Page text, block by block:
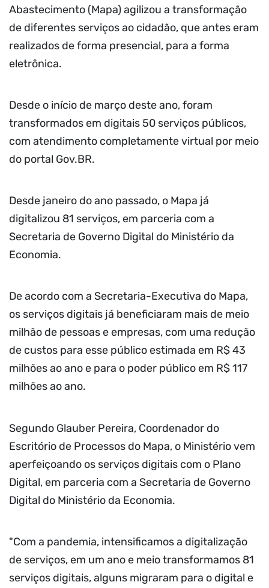
Abastecimento (Mapa) agilizou a transformação
de diferentes serviços ao cidadão, que antes eram
realizados de forma presencial, para a forma
eletrônica.
Desde o início de março deste ano, foram
transformados em digitais 50 serviços públicos,
com atendimento completamente virtual por meio
do portal Gov.BR.
Desde janeiro do ano passado, o Mapa já
digitalizou 81 serviços, em parceria com a
Secretaria de Governo Digital do Ministério da
Economia.
De acordo com a Secretaria-Executiva do Mapa,
os serviços digitais já beneficiaram mais de meio
milhão de pessoas e empresas, com uma redução
de custos para esse público estimada em R$ 43
milhões ao ano e para o poder público em R$ 117
milhões ao ano.
Segundo Glauber Pereira, Coordenador do
Escritório de Processos do Mapa, o Ministério vem
aperfeiçoando os serviços digitais com o Plano
Digital, em parceria com a Secretaria de Governo
Digital do Ministério da Economia.
"Com a pandemia, intensificamos a digitalização
de serviços, em um ano e meio transformamos 81
serviços digitais, alguns migraram para o digital e